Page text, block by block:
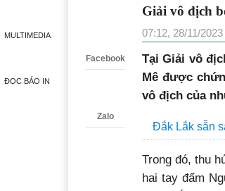
MULTIMEDIA
ĐỌC BÁO IN
Facebook
Zalo
Giải vô
vô địch
07:12, 28/11/2023
Tại Giải vô
Mê được
Trong đó, thu